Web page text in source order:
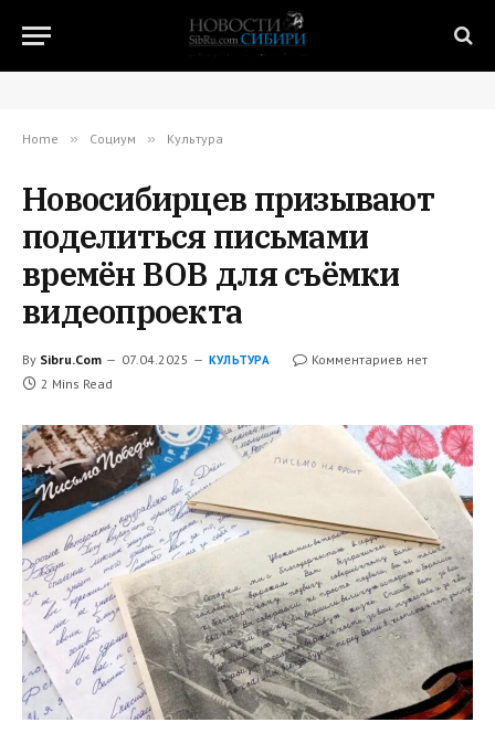
Home » Социум » Культура
Новосибирцев призывают
поделиться письмами
времён ВОВ для съёмки
видеопроекта
By Sibru.Com 07.04.2025 КУЛЬТУРА
Комментариев нет
2 Mins Read